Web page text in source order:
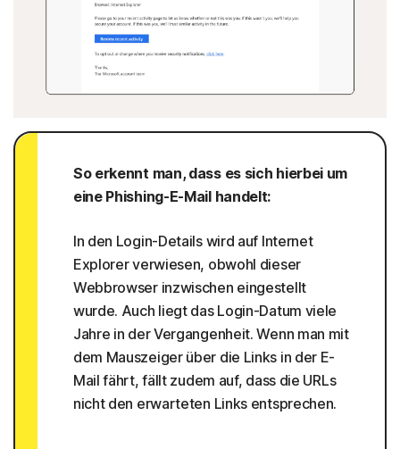
So erkennt man, dass es sich hierbei um
eine Phishing-E-Mail handelt:
In den Login-Details wird auf Internet
Explorer verwiesen, obwohl dieser
Webbrowser inzwischen eingestellt
wurde. Auch liegt das Login-Datum viele
Jahre in der Vergangenheit. Wenn man mit
dem Mauszeiger über die Links in der E-
Mail fährt, fällt zudem auf, dass die URLs
nicht den erwarteten Links entsprechen.